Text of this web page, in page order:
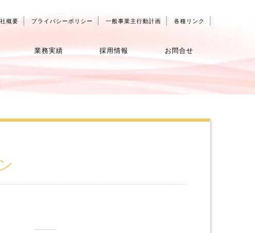
概要 プライバシーポリシー 一般事業主行動計画 各種リンク
業務実績 採用情報 お問合せ